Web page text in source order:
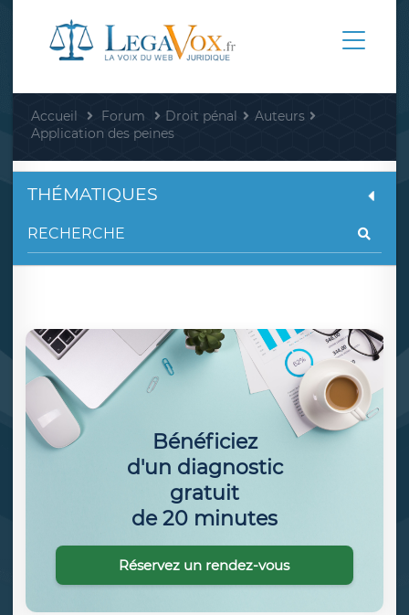
Accueil Forum Droit pénal
Auteurs
Application des peines
THÉMATIQUES
Bénéficiez
d'un diagnostic
gratuit
de 20 minutes
Réservez un rendez-vous